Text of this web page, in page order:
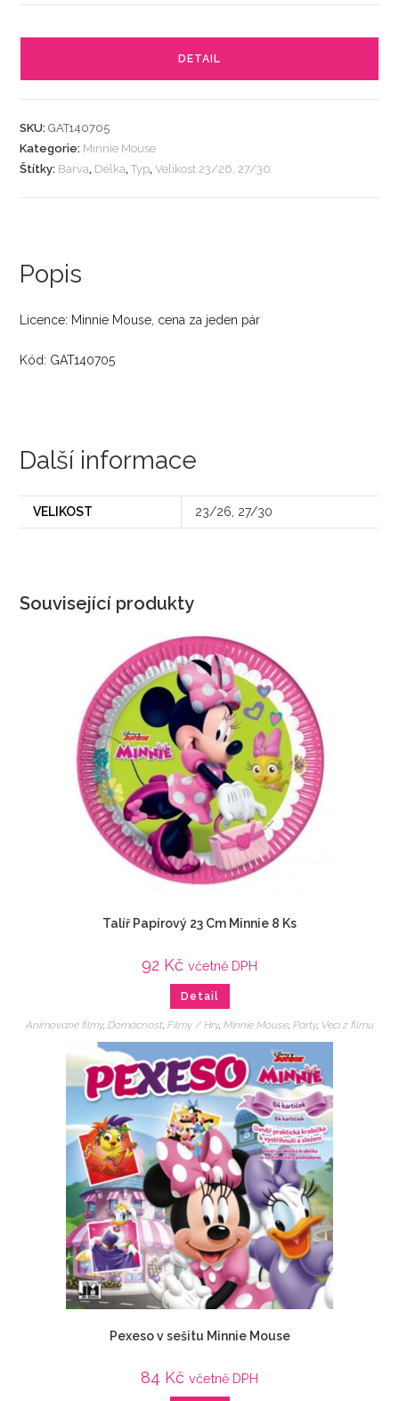
DETAIL
SKU:GAT140705
Kategorie: Minnie Mouse
Štítky: Barva, Délka,Typ,Velikost 23/26, 27/30
Popis
Licence: Minnie Mouse, cena za jeden pár
Kód: GAT140705
Další informace
VELIKOST 23/26, 27/30
Související produkty
Talíř Papírový 23 Cm Minnie 8 Ks
92 Kč včetně DPH
Detail
Animované filmy, Domácnost, Filmy / Hry, Minnie Mouse, Párty, Veci z filmu
Pexeso v sešitu Minnie Mouse
84 Kč včetně DPH